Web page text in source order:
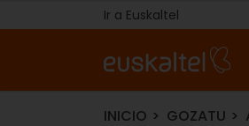
Ir a Euskaltel
INICIO GOZATU